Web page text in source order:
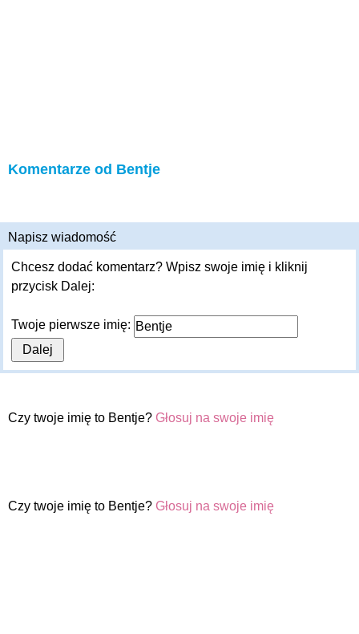
Komentarze od Bentje
Napisz wiadomość
Chcesz dodać komentarz? Wpisz swoje imię i kliknij
przycisk Dalej:
Twoje pierwsze imię:
Czy twoje imię to Bentje? Głosuj na swoje imię
Czy twoje imię to Bentje? Głosuj na swoje imię